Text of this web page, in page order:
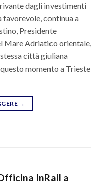
dagli investimenti
favorevole, continua a
Presidente
Mare Adriatico orientale,
città giuliana
momento a Trieste
→
InRail a